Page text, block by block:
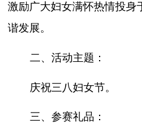
激励广大妇女满怀热情投身
谐发展。
二、活动主题：
庆祝三八妇女节。
三、参赛礼品：